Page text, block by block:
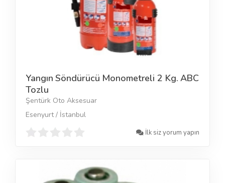
Yangın Söndürücü Monometreli 2 Kg. ABC
Tozlu
Şentürk Oto Aksesuar
Esenyurt / İstanbul
İlk siz yorum yapın